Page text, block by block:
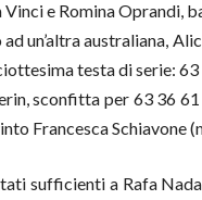
e Romina Oprandi,
ad un’altra australiana,
testa di serie:
sconfitta per 63 36
Francesca Schiavone
sufficienti a Rafa